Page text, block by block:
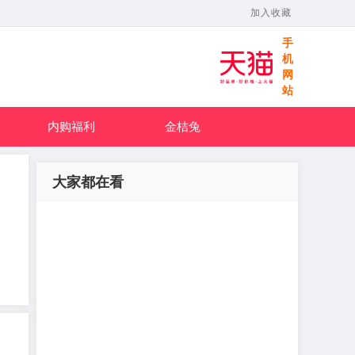
加入收藏
手
机
网
站
内购福利 金桔兔
大家都在看